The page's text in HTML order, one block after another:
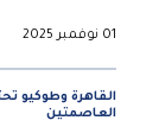
01 نوفمبر 2025
العاصمتين